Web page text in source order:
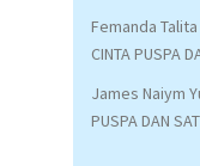
Femanda
CINTA PUSPA
James Naiym
PUSPA DAN